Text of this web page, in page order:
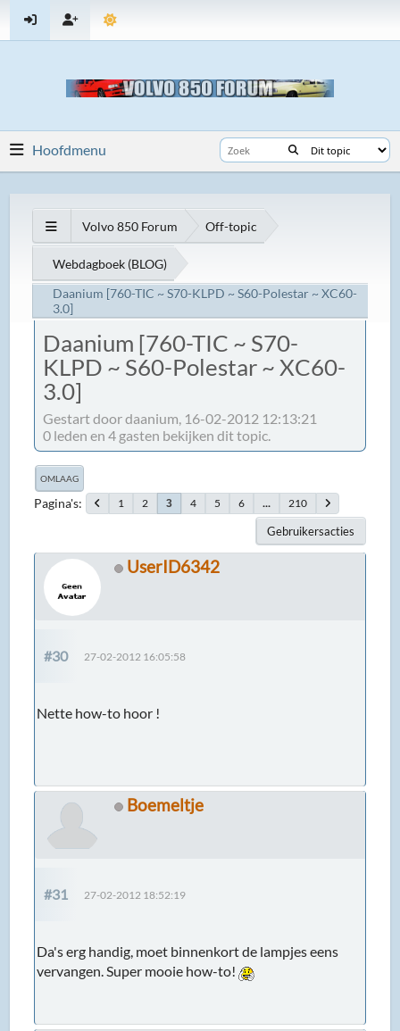
Hoofdmenu
Volvo 850 Forum Off-topic
Webdagboek (BLOG)
Daanium [760-TIC ~ S70-KLPD ~ S60-Polestar ~ XC60-
3.0]
Daanium [760-TIC ~ S70-
KLPD ~ S60-Polestar ~ XC60-
3.0]
Gestart door daanium, 16-02-2012 12:13:21
0 leden en 4 gasten bekijken dit topic.
OMLAAG
Pagina's 1 2 3 4 5 6 ... 210
Gebruikersacties
UserID6342
#30 27-02-2012 16:05:58
Nette how-to hoor !
Boemeltje
#31 27-02-2012 18:52:19
Da's erg handig, moet binnenkort de lampjes eens
vervangen. Super mooie how-to!